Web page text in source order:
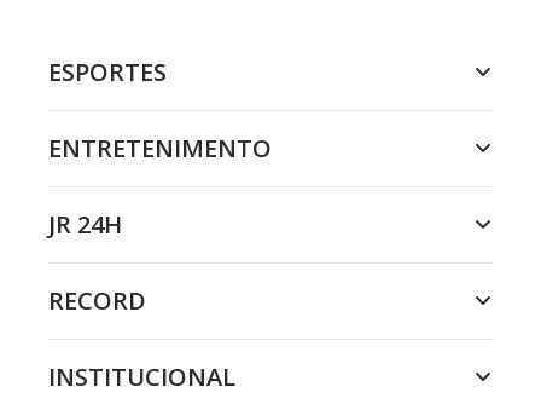
ESPORTES
ENTRETENIMENTO
JR 24H
RECORD
INSTITUCIONAL